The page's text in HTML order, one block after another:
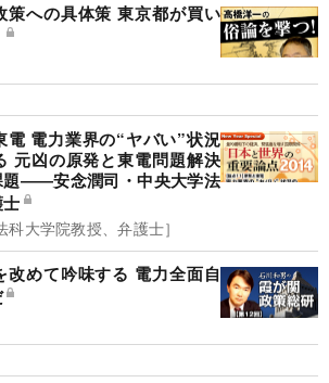
策への具体策 東京都が買い
電 電力業界の“ヤバい”状況
元凶の原発と東電問題解決
題――安念潤司・中央大学法
大学院教授、弁護士］
改めて吟味する 電力全面自